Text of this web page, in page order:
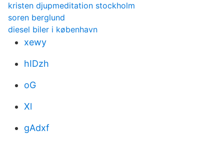
kristen djupmeditation stockholm
soren berglund
diesel biler i københavn
xewy
hIDzh
oG
Xl
gAdxf